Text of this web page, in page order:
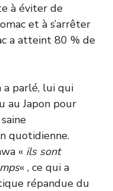
à éviter de
et à s’arrêter
a atteint 80 % de
a parlé, lui qui
au Japon pour
quotidienne.
« ils sont
« , ce qui a
répandue du